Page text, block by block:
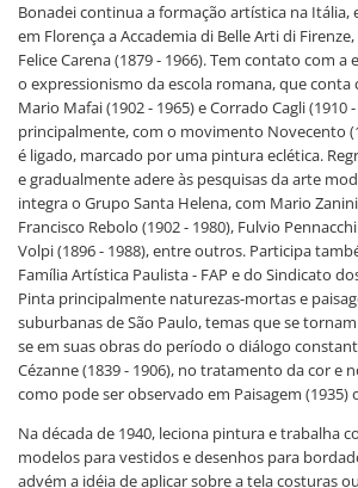
Bonadei continua a formação artística na Itália,
em Florença a Accademia di Belle Arti di
Felice Carena (1879 - 1966). Tem contato com
o expressionismo da escola romana, que conta
Mario Mafai (1902 - 1965) e Corrado Cagli (1910 -
principalmente, com o movimento Novecento
é ligado, marcado por uma pintura eclética.
e gradualmente adere às pesquisas da arte
integra o Grupo Santa Helena, com Mario Zanini
Francisco Rebolo (1902 - 1980), Fulvio
Volpi (1896 - 1988), entre outros. Participa
Família Artística Paulista - FAP e do Sindicato
Pinta principalmente naturezas-mortas e
suburbanas de São Paulo, temas que se
se em suas obras do período o diálogo
Cézanne (1839 - 1906), no tratamento da cor e
como pode ser observado em Paisagem (1935)
Na década de 1940, leciona pintura e trabalha
modelos para vestidos e desenhos para
advém a idéia de aplicar sobre a tela costuras